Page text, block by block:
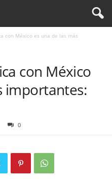
con México es una de las más
con México
importantes:
0